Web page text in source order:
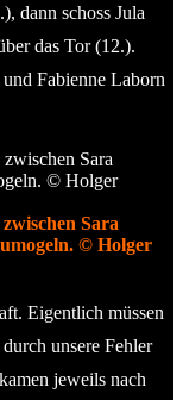
dann schoss Jula
das Tor (12.).
Fabienne Laborn
Sara
© Holger
Eigentlich müssen
unsere Fehler
jeweils nach